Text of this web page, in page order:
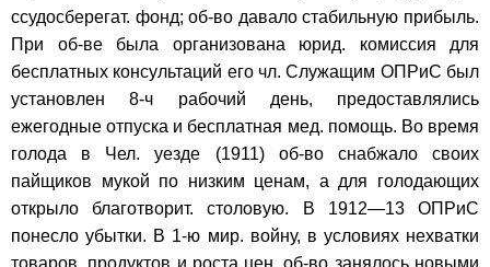
ссудосберегат. фонд; об-во давало стабильную прибыль.
При об-ве была организована юрид. комиссия для
бесплатных консультаций его чл. Служащим ОПРиС был
установлен 8-ч рабочий день, предоставлялись
ежегодные отпуска и бесплатная мед. помощь. Во время
голода в Чел. уезде (1911) об-во снабжало своих
пайщиков мукой по низким ценам, а для голодающих
открыло благотворит. столовую. В 1912—13 ОПРиС
понесло убытки. В 1-ю мир. войну, в условиях нехватки
товаров, продуктов и роста цен, об-во занялось новыми